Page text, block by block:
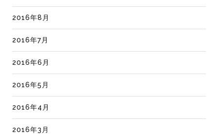
2016年8月
2016年7月
2016年6月
2016年5月
2016年4月
2016年3月